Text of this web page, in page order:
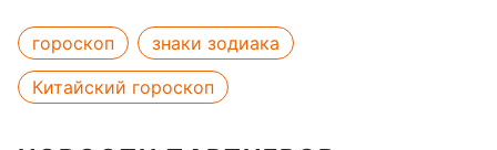
гороскоп
знаки зодиака
Китайский гороскоп